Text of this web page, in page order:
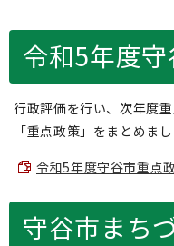
令和5年度
行政評価を行い、次年度
「重点政策」をまとめまし
令和5年度守谷市重点
守谷市まち